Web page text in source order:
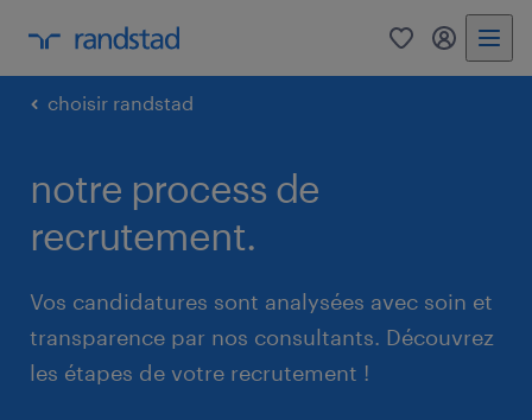
0 mon
choisir randstad
notre process de
recrutement.
Vos candidatures sont analysées avec soin et
transparence par nos consultants. Découvrez
les étapes de votre recrutement !